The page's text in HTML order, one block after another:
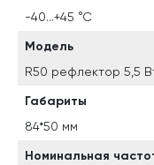
-40...+45 °С
Модель
R50 рефлектор 5,5
Габариты
84*50 мм
Номинальная